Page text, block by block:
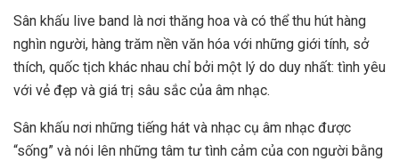
Sân khấu live band là nơi thăng hoa và có thể thu hút hàng
nghìn người, hàng trăm nền văn hóa với những giới tính, sở
thích, quốc tịch khác nhau chỉ bởi một lý do duy nhất: tình yêu
với vẻ đẹp và giá trị sâu sắc của âm nhạc.
Sân khấu nơi những tiếng hát và nhạc cụ âm nhạc được
“sống” và nói lên những tâm tư tình cảm của con người bằng